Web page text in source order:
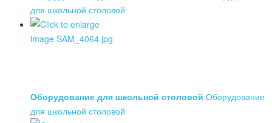
для школьной столовой
Оборудование для школьной столовой Оборудование
для школьной столовой